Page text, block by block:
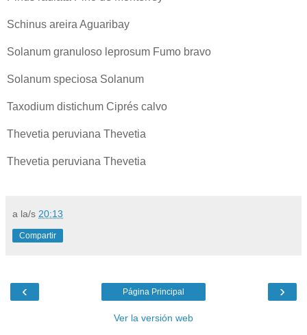
Schinus areira Aguaribay
Solanum granuloso leprosum Fumo bravo
Solanum speciosa Solanum
Taxodium distichum Ciprés calvo
Thevetia peruviana Thevetia
Thevetia peruviana Thevetia
a la/s 20:13
Compartir
‹ ›
Página Principal
Ver la versión web